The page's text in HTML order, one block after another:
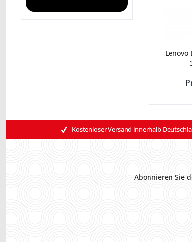
Lenovo
Kostenloser Versand innerhalb
Abonnieren Sie